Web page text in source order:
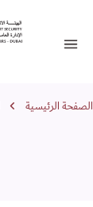
منصة
تبديل التنقل
مسار التنقل
الصفحة الرئيسية